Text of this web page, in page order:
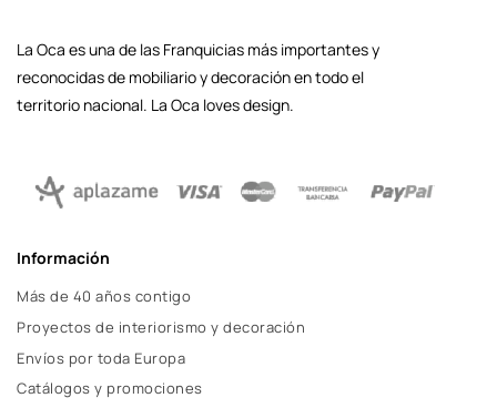
La Oca es una de las Franquicias más importantes y
reconocidas de mobiliario y decoración en todo el
territorio nacional. La Oca loves design.
Información
Más de 40 años contigo
Proyectos de interiorismo y decoración
Envíos por toda Europa
Catálogos y promociones